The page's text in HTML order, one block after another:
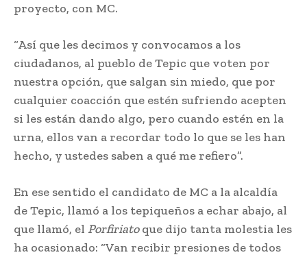
proyecto, con MC.
“Así que les decimos y convocamos a los
ciudadanos, al pueblo de Tepic que voten por
nuestra opción, que salgan sin miedo, que por
cualquier coacción que estén sufriendo acepten
si les están dando algo, pero cuando estén en la
urna, ellos van a recordar todo lo que se les han
hecho, y ustedes saben a qué me refiero”.
En ese sentido el candidato de MC a la alcaldía
de Tepic, llamó a los tepiqueños a echar abajo, al
que llamó, el Porfiriatoque dijo tanta molestia les
ha ocasionado: “Van recibir presiones de todos